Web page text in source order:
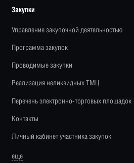
Закупки
Управление закупочной деятельностью
Программа закупок
Проводимые закупки
Реализация неликвидных ТМЦ
Перечень электронно-торговых площадок
Контакты
Личный кабинет участника закупок
еще